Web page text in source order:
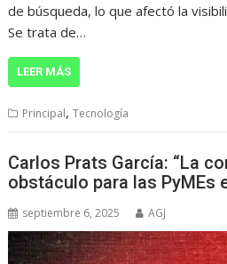
de búsqueda, lo que afectó la
Se trata de…
LEER MÁS
Principal,Tecnología
Carlos Prats García: “La
obstáculo para las PyMEs
septiembre 6, 2025 AGJ